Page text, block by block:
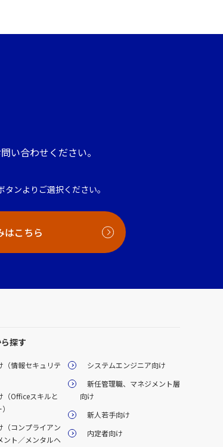
い合わせください。
ンよりご選択ください。
はこちら
探す
（情報セキュリテ
（Officeスキルと
（コンプライアン
ント／メンタルヘ
システムエンジニア向け
新任管理職、マネジメント層
向け
新人若手向け
内定者向け